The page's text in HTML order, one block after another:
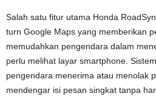
Salah satu fitur utama Honda
turn Google Maps yang memberikan
memudahkan pengendara dalam
perlu melihat layar smartphone.
pengendara menerima atau menolak
mendengar isi pesan singkat tanpa